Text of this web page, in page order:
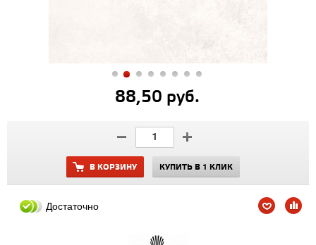
88,50 руб.
В КОРЗИНУ КУПИТЬ В 1 КЛИК
Достаточно